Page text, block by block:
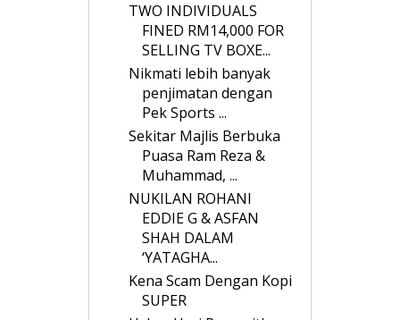
TWO INDIVIDUALS
FINED RM14,000 FOR
SELLING TV BOXE...
Nikmati lebih banyak
penjimatan dengan
Pek Sports ...
Sekitar Majlis Berbuka
Puasa Ram Reza &
Muhammad, ...
NUKILAN ROHANI
EDDIE G & ASFAN
SHAH DALAM
‘YATAGHA...
Kena Scam Dengan Kopi
SUPER